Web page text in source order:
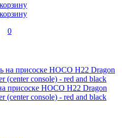
0
присоске HOCO H22 Dragon
(center console) - red and black